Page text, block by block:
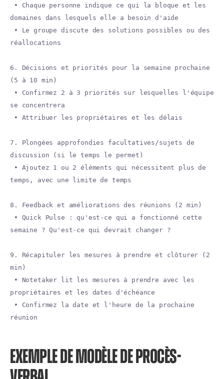
• Chaque personne indique ce qui la bloque et les
domaines dans lesquels elle a besoin d'aide
• Le groupe discute des solutions possibles ou des
réallocations
6. Décisions et priorités pour la semaine prochaine
(5 à 10 min)
• Confirmez 2 à 3 priorités sur lesquelles l'équipe
se concentrera
• Attribuer les propriétaires et les délais
7. Plongées approfondies facultatives/sujets de
discussion (si le temps le permet)
• Ajoutez 1 ou 2 éléments qui nécessitent plus de
temps, avec une limite de temps
8. Feedback et améliorations des réunions (2 min)
• Quick Pulse : qu'est-ce qui a fonctionné cette
semaine ? Qu'est-ce qui devrait changer ?
9. Récapituler les mesures à prendre et clôturer (2
min)
• Notetaker lit les mesures à prendre avec les
propriétaires et les dates d'échéance
• Confirmez la date et l'heure de la prochaine
réunion
EXEMPLE DE MODÈLE DE PROCÈS-